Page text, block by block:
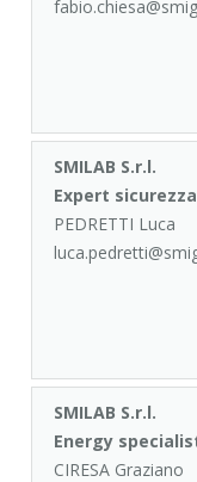
SMILAB S.r.l.
Expert
PEDRETTI Luca
SMILAB S.r.l.
Energy
CIRESA Graziano